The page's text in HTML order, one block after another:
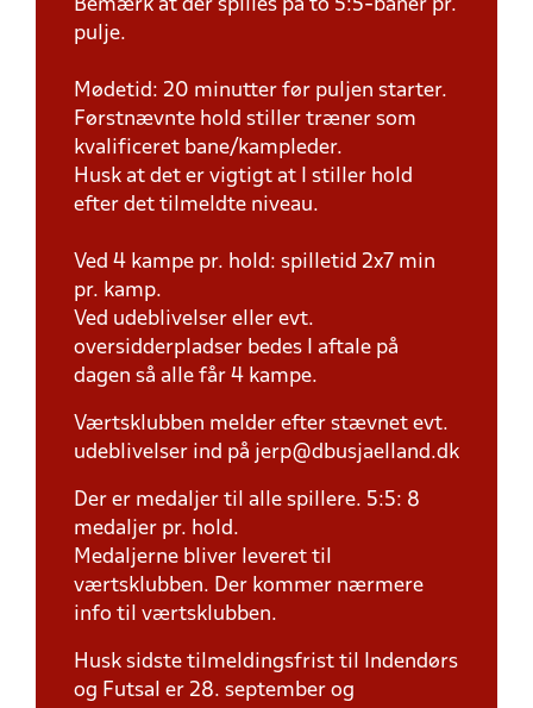
Bemærk at der spilles på to 5:5-baner pr.
pulje.
Mødetid: 20 minutter før puljen starter.
Førstnævnte hold stiller træner som
kvalificeret bane/kampleder.
Husk at det er vigtigt at I stiller hold
efter det tilmeldte niveau.
Ved 4 kampe pr. hold: spilletid 2x7 min
pr. kamp.
Ved udeblivelser eller evt.
oversidderpladser bedes I aftale på
dagen så alle får 4 kampe.
Værtsklubben melder efter stævnet evt.
udeblivelser ind på jerp@dbusjaelland.dk
Der er medaljer til alle spillere. 5:5: 8
medaljer pr. hold.
Medaljerne bliver leveret til
værtsklubben. Der kommer nærmere
info til værtsklubben.
Husk sidste tilmeldingsfrist til Indendørs
og Futsal er 28. september og